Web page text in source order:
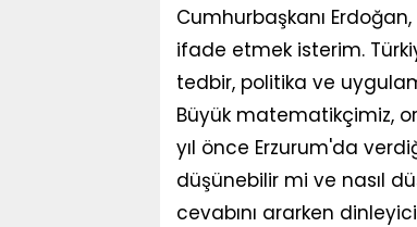
Cumhurbaşkanı
ifade etmek isterim.
tedbir, politika ve
Büyük matematikçimiz,
yıl önce Erzurum'da
düşünebilir mi ve nasıl
cevabını ararken